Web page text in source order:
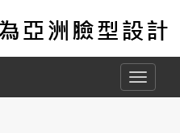
Toggle